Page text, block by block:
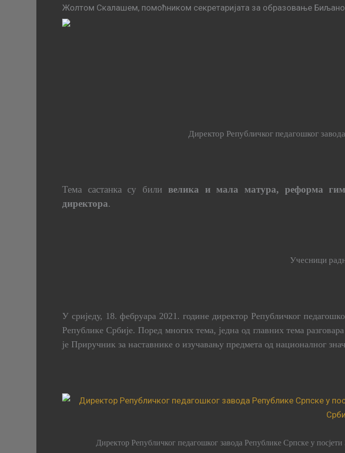
Жолтом Скалашем, помоћником секретаријата за образовање
Директор Републичког педагошког
Тема састанка су били велика и мала матура, реформа
директора.
Учесници
У сриједу, 18. фебруара 2021. године директор Републичког
Републике Србије. Поред многих тема, једна од главних тема
је Приручник за наставнике о изучавању предмета од националног
Директор Републичког педагошког завода Републике Српске у